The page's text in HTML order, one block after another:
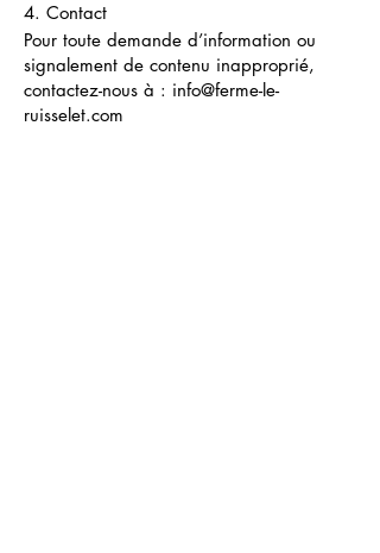
4. Contact
Pour toute demande d’information ou
signalement de contenu inapproprié,
contactez-nous à : info@ferme-le-
ruisselet.com